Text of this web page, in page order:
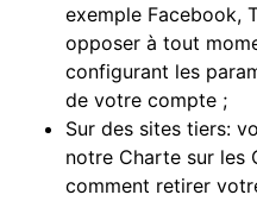
exemple Facebook,
opposer à tout
configurant les
de votre compte ;
Sur des sites tiers:
notre Charte sur les
comment retirer